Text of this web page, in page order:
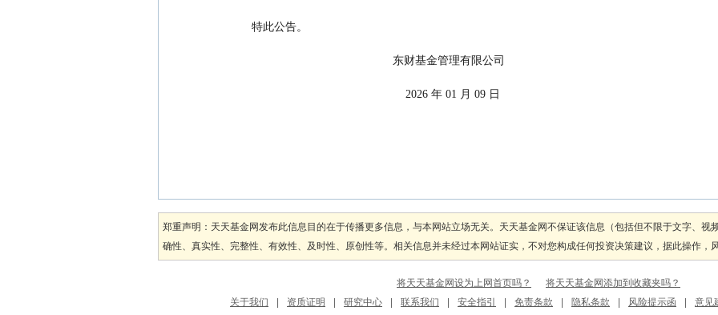
    特此公告。
                                                东财基金管理有限公司
                                                    2026 年 01 月 09 日
郑重声明：天天基金网发布此信息目的在于传播更多信息，与本网站立场无关。天天基金网不保证该信息（包括但不限于文字、视
确性、真实性、完整性、有效性、及时性、原创性等。相关信息并未经过本网站证实，不对您构成任何投资决策建议，据此操作，
将天天基金网设为上网首页吗？
将天天基金网添加到收藏夹吗？
关于我们
资质证明 研究中心 联系我们 安全指引 免责条款 隐私条款 风险提示函
意见